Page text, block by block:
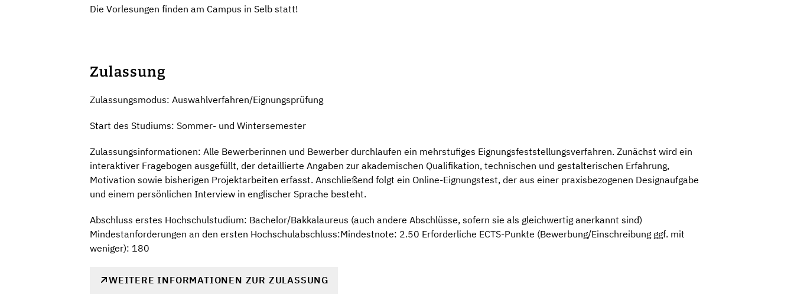
Die Vorlesungen finden am Campus in Selb statt!
Zulassung
Zulassungsmodus: Auswahlverfahren/Eignungsprüfung
Start des Studiums: Sommer- und Wintersemester
Zulassungsinformationen: Alle Bewerberinnen und Bewerber durchlaufen ein mehrstufiges Eignungsfeststellungsverfahren. Zunächst wird ein
interaktiver Fragebogen ausgefüllt, der detaillierte Angaben zur akademischen Qualifikation, technischen und gestalterischen Erfahrung,
Motivation sowie bisherigen Projektarbeiten erfasst. Anschließend folgt ein Online-Eignungstest, der aus einer praxisbezogenen Designaufgabe
und einem persönlichen Interview in englischer Sprache besteht.
Abschluss erstes Hochschulstudium: Bachelor/Bakkalaureus (auch andere Abschlüsse, sofern sie als gleichwertig anerkannt sind)
Mindestanforderungen an den ersten Hochschulabschluss:Mindestnote: 2.50 Erforderliche ECTS-Punkte (Bewerbung/Einschreibung ggf. mit
weniger): 180
WEITERE INFORMATIONEN ZUR ZULASSUNG